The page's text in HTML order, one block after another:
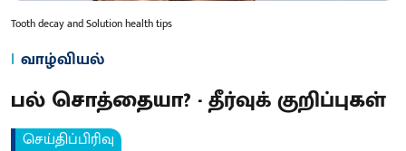
Tooth decay and Solution health tips
வாழ்வியல்
பல் சொத்தையா? - தீர்வுக் குறிப்புகள்
செய்திப்பிரிவு